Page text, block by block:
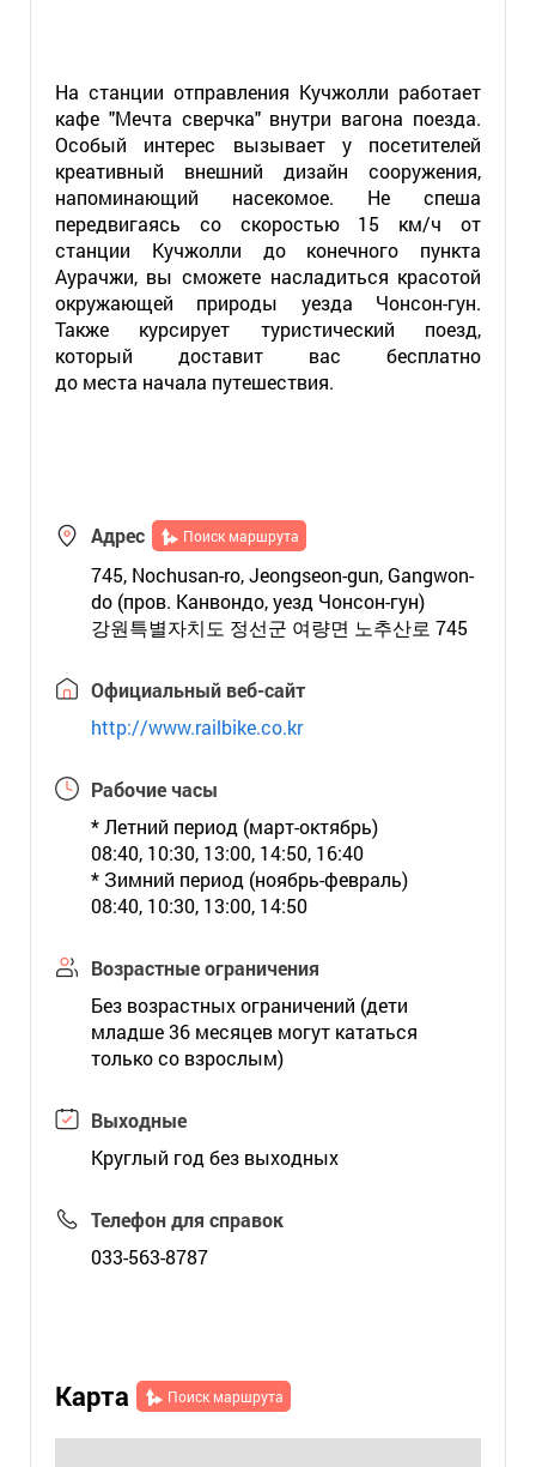
На станции отправления Кучжолли работает
кафе "Мечта сверчка" внутри вагона поезда.
Особый интерес вызывает у посетителей
креативный внешний дизайн сооружения,
напоминающий насекомое. Не спеша
передвигаясь со скоростью 15 км/ч от
станции Кучжолли до конечного пункта
Аурачжи, вы сможете насладиться красотой
окружающей природы уезда Чонсон-гун.
Также курсирует туристический поезд,
который доставит вас бесплатно
до места начала путешествия.
Адрес Поиск маршрута
745, Nochusan-ro, Jeongseon-gun, Gangwon-
do (пров. Канвондо, уезд Чонсон-гун)
강원특별자치도 정선군 여량면 노추산로 745
Официальный веб-сайт
http://www.railbike.co.kr
Рабочие часы
* Летний период (март-октябрь)
08:40, 10:30, 13:00, 14:50, 16:40
* Зимний период (ноябрь-февраль)
08:40, 10:30, 13:00, 14:50
Возрастные ограничения
Без возрастных ограничений (дети
младше 36 месяцев могут кататься
только со взрослым)
Выходные
Круглый год без выходных
Телефон для справок
033-563-8787
Карта Поиск маршрута